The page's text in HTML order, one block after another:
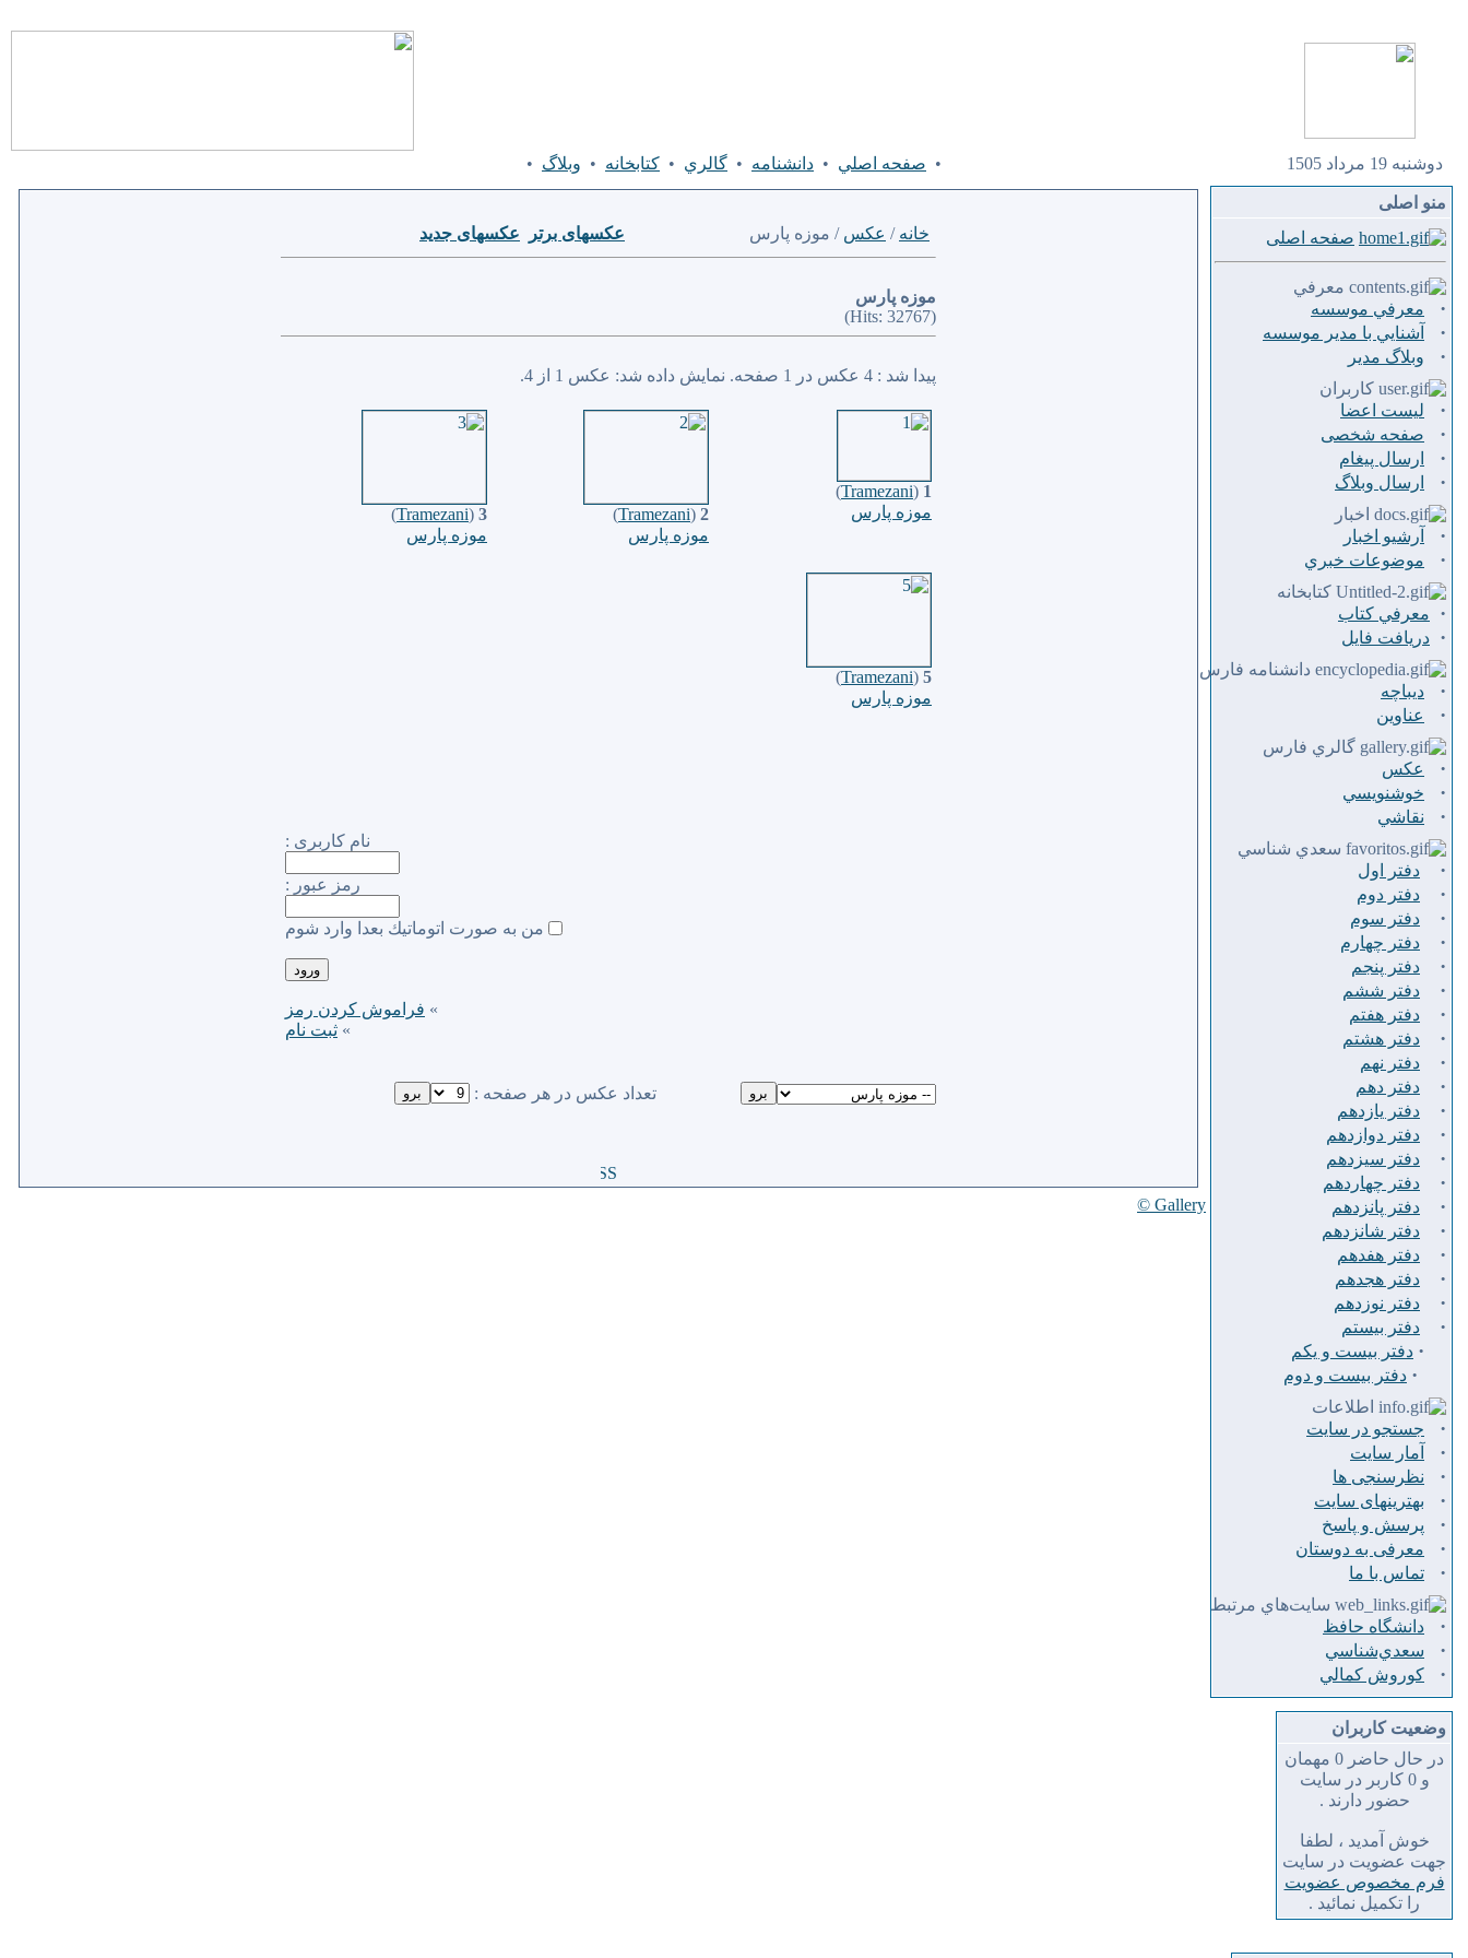
دوشنبه 19 مرداد 1505 • صفحه اصلي • دانشنامه • گالري • كتابخانه • وبلاگ •
منو اصلی
صفحه اصلی
معرفي
· معرفي موسسه
· آشنايي با مدير موسسه
·
وبلاگ مدير
کاربران
· لیست اعضا
· صفحه شخصی
· ارسال پيغام
·
ارسال وبلاگ
اخبار
· آرشیو اخبار
·
موضوعات خبري
كتابخانه
· معرفي كتاب
· دريافت فايل
دانشنامه فارس
· ديباچه
·
عناوين
گالري فارس
· عكس
· خوشنويسي
·
نقاشي
سعدي شناسي
· دفتر اول
· دفتر دوم
· دفتر سوم
· دفتر چهارم
· دفتر پنجم
· دفتر ششم
· دفتر هفتم
· دفتر هشتم
· دفتر نهم
· دفتر دهم
· دفتر يازدهم
· دفتر دوازدهم
· دفتر سيزدهم
· دفتر چهاردهم
· دفتر پانزدهم
· دفتر شانزدهم
· دفتر هفدهم
· دفتر هجدهم
· دفتر نوزدهم
· دفتر بیستم
· دفتر بیست و یکم
· دفتر بیست و دوم
اطلاعات
· جستجو در سایت
· آمار سایت
· نظرسنجی ها
· بهترینهای سایت
· پرسش و پاسخ
· معرفی به دوستان
·
تماس با ما
سايت‌هاي مرتبط
· دانشگاه حافظ
· سعدي‌شناسي
· كوروش كمالي
وضعیت کاربران
در حال حاضر 0 مهمان
و 0 کاربر در سایت
حضور دارند .
خوش آمدید ، لطفا
جهت عضویت در سایت
فرم مخصوص عضویت
را تکمیل نمائید .
خانه / عكس / موزه پارس عكسهای برتر عكسهای جدید
موزه پارس
(Hits: 32767)
پیدا شد : 4 عكس در 1 صفحه. نمایش داده شد: عكس 1 از 4.
1
(
Tramezani
)
موزه پارس
2
(
Tramezani
)
موزه پارس
3
(
Tramezani
)
موزه پارس
5
(
Tramezani
)
موزه پارس
نام كاربری :
رمز عبور :
من به صورت اتوماتیك بعدا وارد شوم
» فراموش كردن رمز
» ثبت نام
تعداد عكس در هر صفحه :
Gallery ©